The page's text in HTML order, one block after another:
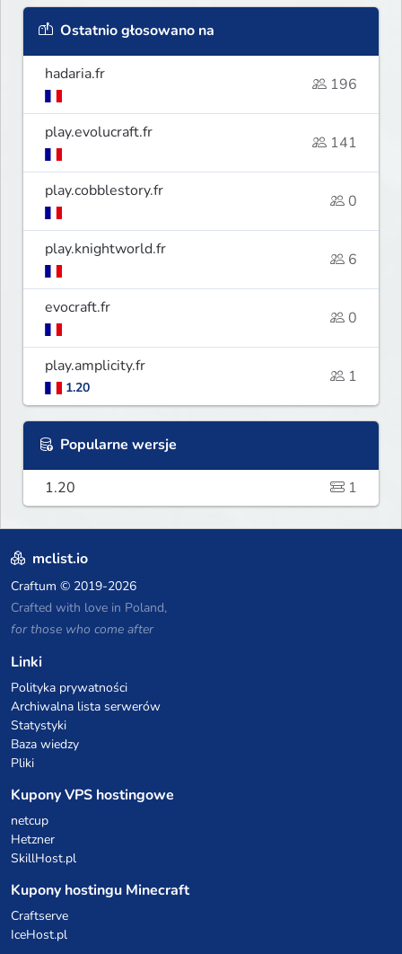
Ostatnio głosowano na
hadaria.fr
196
play.evolucraft.fr
141
play.cobblestory.fr
0
play.knightworld.fr
6
evocraft.fr
0
play.amplicity.fr
1.20
1
Popularne wersje
1.20 1
mclist.io
Craftum © 2019-2026
Crafted with love in Poland,
for those who come after
Linki
Polityka prywatności
Archiwalna lista serwerów
Statystyki
Baza wiedzy
Pliki
Kupony VPS hostingowe
netcup
Hetzner
SkillHost.pl
Kupony hostingu Minecraft
Craftserve
IceHost.pl